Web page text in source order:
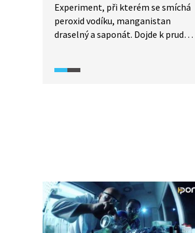
Experiment, při kterém se smíchá
peroxid vodíku, manganistan
draselný a saponát. Dojde k prudké
společně se saponátem vytvoří